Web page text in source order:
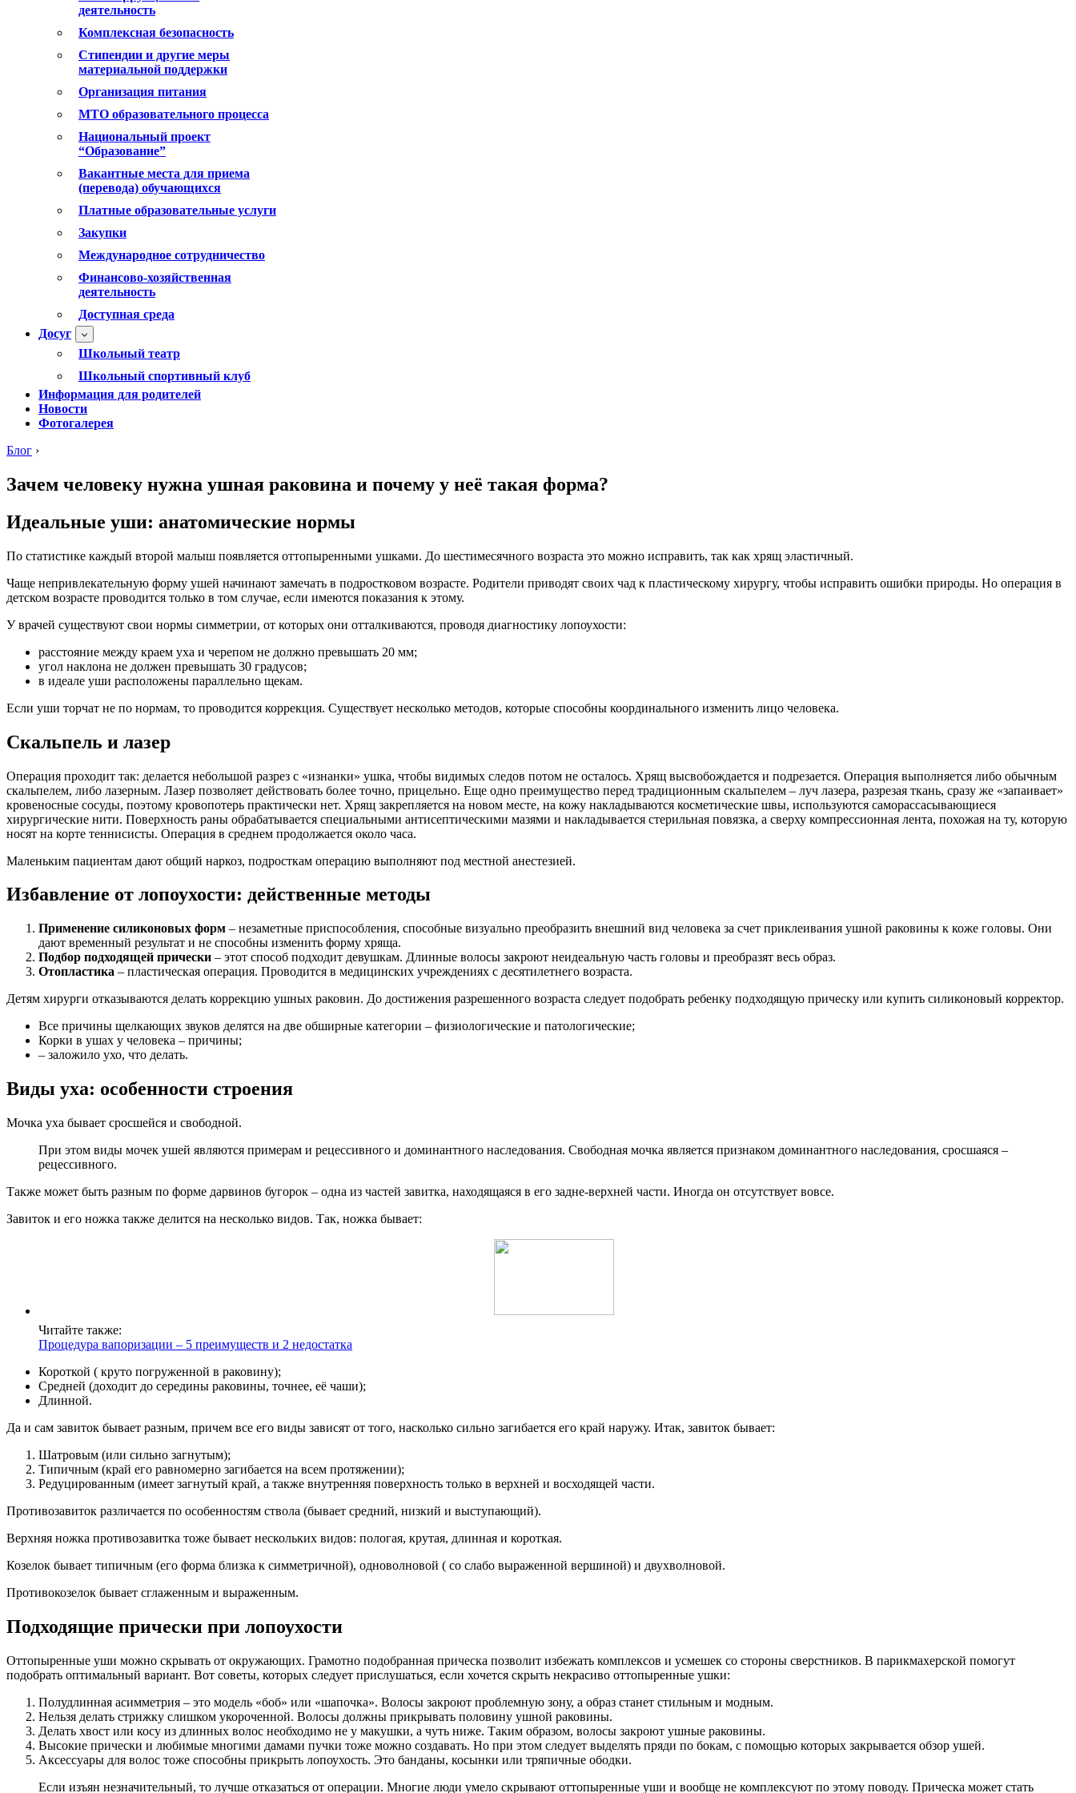
деятельность
Комплексная безопасность
Стипендии и другие меры
материальной поддержки
Организация питания
МТО образовательного процесса
Национальный проект
“Образование”
Вакантные места для приема
(перевода) обучающихся
Платные образовательные услуги
Закупки
Международное сотрудничество
Финансово-хозяйственная
деятельность
Доступная среда
Досуг
Школьный театр
Школьный спортивный клуб
Информация для родителей
Новости
Фотогалерея
Блог ›
Зачем человеку нужна ушная раковина и почему у неё такая форма?
Идеальные уши: анатомические нормы
По статистике каждый второй малыш появляется оттопыренными ушками. До шестимесячного возраста это можно исправить, так как хрящ эластичный.
Чаще непривлекательную форму ушей начинают замечать в подростковом возрасте. Родители приводят своих чад к пластическому хирургу, чтобы исправить ошибки природы. Но операция в
детском возрасте проводится только в том случае, если имеются показания к этому.
У врачей существуют свои нормы симметрии, от которых они отталкиваются, проводя диагностику лопоухости:
расстояние между краем уха и черепом не должно превышать 20 мм;
угол наклона не должен превышать 30 градусов;
в идеале уши расположены параллельно щекам.
Если уши торчат не по нормам, то проводится коррекция. Существует несколько методов, которые способны координального изменить лицо человека.
Скальпель и лазер
Операция проходит так: делается небольшой разрез с «изнанки» ушка, чтобы видимых следов потом не осталось. Хрящ высвобождается и подрезается. Операция выполняется либо обычным
скальпелем, либо лазерным. Лазер позволяет действовать более точно, прицельно. Еще одно преимущество перед традиционным скальпелем – луч лазера, разрезая ткань, сразу же «запаивает»
кровеносные сосуды, поэтому кровопотерь практически нет. Хрящ закрепляется на новом месте, на кожу накладываются косметические швы, используются саморассасывающиеся
хирургические нити. Поверхность раны обрабатывается специальными антисептическими мазями и накладывается стерильная повязка, а сверху компрессионная лента, похожая на ту, которую
носят на корте теннисисты. Операция в среднем продолжается около часа.
Маленьким пациентам дают общий наркоз, подросткам операцию выполняют под местной анестезией.
Избавление от лопоухости: действенные методы
Применение силиконовых форм – незаметные приспособления, способные визуально преобразить внешний вид человека за счет приклеивания ушной раковины к коже головы. Они
дают временный результат и не способны изменить форму хряща.
Подбор подходящей прически – этот способ подходит девушкам. Длинные волосы закроют неидеальную часть головы и преобразят весь образ.
Отопластика – пластическая операция. Проводится в медицинских учреждениях с десятилетнего возраста.
Детям хирурги отказываются делать коррекцию ушных раковин. До достижения разрешенного возраста следует подобрать ребенку подходящую прическу или купить силиконовый корректор.
Все причины щелкающих звуков делятся на две обширные категории – физиологические и патологические;
Корки в ушах у человека – причины;
– заложило ухо, что делать.
Виды уха: особенности строения
Мочка уха бывает сросшейся и свободной.
При этом виды мочек ушей являются примерам и рецессивного и доминантного наследования. Свободная мочка является признаком доминантного наследования, сросшаяся –
рецессивного.
Также может быть разным по форме дарвинов бугорок – одна из частей завитка, находящаяся в его задне-верхней части. Иногда он отсутствует вовсе.
Завиток и его ножка также делится на несколько видов. Так, ножка бывает:
Читайте также:
Процедура вапоризации – 5 преимуществ и 2 недостатка
Короткой ( круто погруженной в раковину);
Средней (доходит до середины раковины, точнее, её чаши);
Длинной.
Да и сам завиток бывает разным, причем все его виды зависят от того, насколько сильно загибается его край наружу. Итак, завиток бывает:
Шатровым (или сильно загнутым);
Типичным (край его равномерно загибается на всем протяжении);
Редуцированным (имеет загнутый край, а также внутренняя поверхность только в верхней и восходящей части.
Противозавиток различается по особенностям ствола (бывает средний, низкий и выступающий).
Верхняя ножка противозавитка тоже бывает нескольких видов: пологая, крутая, длинная и короткая.
Козелок бывает типичным (его форма близка к симметричной), одноволновой ( со слабо выраженной вершиной) и двухволновой.
Противокозелок бывает сглаженным и выраженным.
Подходящие прически при лопоухости
Оттопыренные уши можно скрывать от окружающих. Грамотно подобранная прическа позволит избежать комплексов и усмешек со стороны сверстников. В парикмахерской помогут
подобрать оптимальный вариант. Вот советы, которых следует прислушаться, если хочется скрыть некрасиво оттопыренные ушки:
Полудлинная асимметрия – это модель «боб» или «шапочка». Волосы закроют проблемную зону, а образ станет стильным и модным.
Нельзя делать стрижку слишком укороченной. Волосы должны прикрывать половину ушной раковины.
Делать хвост или косу из длинных волос необходимо не у макушки, а чуть ниже. Таким образом, волосы закроют ушные раковины.
Высокие прически и любимые многими дамами пучки тоже можно создавать. Но при этом следует выделять пряди по бокам, с помощью которых закрывается обзор ушей.
Аксессуары для волос тоже способны прикрыть лопоухость. Это банданы, косынки или тряпичные ободки.
Если изъян незначительный, то лучше отказаться от операции. Многие люди умело скрывают оттопыренные уши и вообще не комплексуют по этому поводу. Прическа может стать